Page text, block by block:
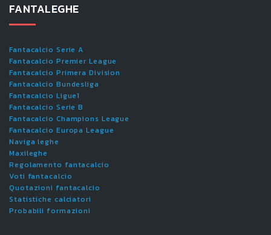
FANTALEGHE
Fantacalcio Serie A
Fantacalcio Premier League
Fantacalcio Primera Division
Fantacalcio Bundesliga
Fantacalcio Ligue1
Fantacalcio Serie B
Fantacalcio Champions League
Fantacalcio Europa League
Naviga leghe
Maxileghe
Regolamento fantacalcio
Voti fantacalcio
Quotazioni fantacalcio
Statistiche calciatori
Probabili formazioni